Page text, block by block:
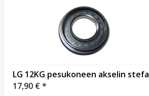
LG 12KG pesukoneen akselin stefa
17,90 €*